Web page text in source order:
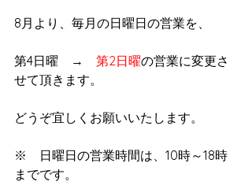
8月より、毎月の日曜日の営業を、
第4日曜　→ 第2日曜の営業に変更さ
せて頂きます。
どうぞ宜しくお願いいたします。
※　日曜日の営業時間は、10時～18時
までです。